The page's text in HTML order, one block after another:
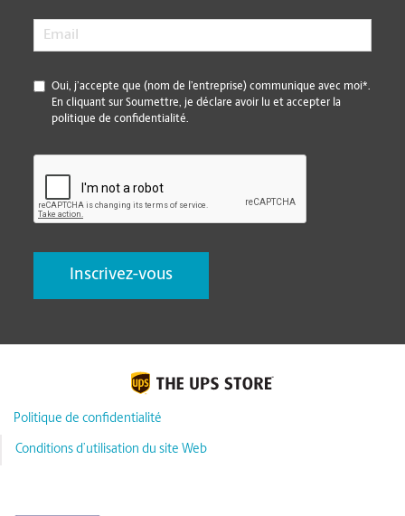
Email
*
Oui, j’accepte que (nom de l’entreprise) communique avec moi*.
En cliquant sur Soumettre, je déclare avoir lu et accepter la
politique de confidentialité.
Politique de confidentialité
Conditions d’utilisation du site Web